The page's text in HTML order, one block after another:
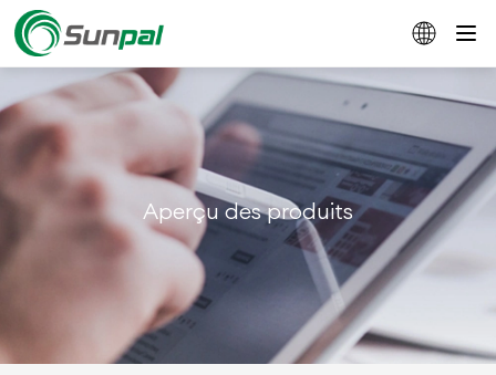
Aperçu des produits